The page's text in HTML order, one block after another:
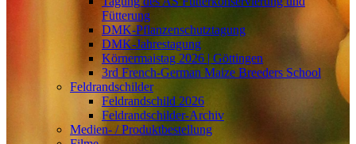
Fütterung
DMK-Pflanzenschutztagung
DMK-Jahrestagung
Körnermaistag 2026 | Göttingen
3rd French-German Maize Breeders School
Feldrandschilder
Feldrandschild 2026
Feldrandschilder-Archiv
Medien- / Produktbestellung